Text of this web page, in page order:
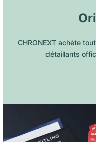
CHRONEXT achète
détaillants